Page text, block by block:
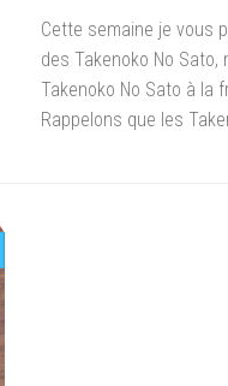
Cette semaine je vous
des Takenoko No Sato,
Takenoko No Sato à la
Rappelons que les